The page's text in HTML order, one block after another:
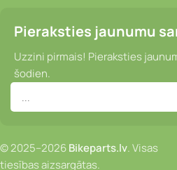
Pieraksties jaunumu
Uzzini pirmais! Pieraksties
šodien.
© 2025–2026Bikeparts.lv. Visas
tiesības aizsargātas.